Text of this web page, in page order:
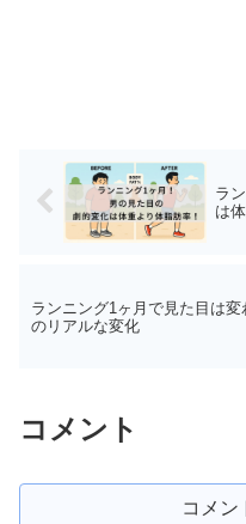
ラ
は
ランニング1ヶ月で見た目は変
のリアルな変化
コメント
コメン